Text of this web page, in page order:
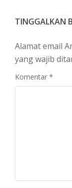
TINGGALKAN
Alamat email
yang wajib
Komentar *